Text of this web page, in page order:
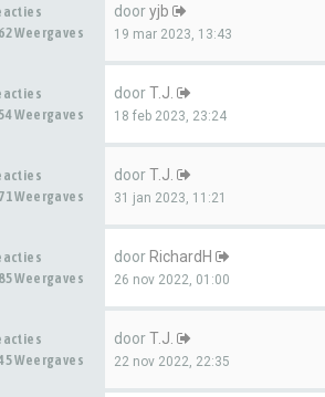
Weergaves
dooryjb
19 mar 2023, 13:43
Weergaves
doorT.J.
18 feb 2023, 23:24
Weergaves
doorT.J.
31 jan 2023, 11:21
Weergaves
door RichardH
26 nov 2022, 01:00
Weergaves
doorT.J.
22 nov 2022, 22:35